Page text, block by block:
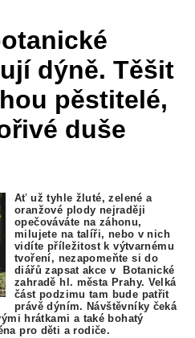
dýně. Těšit
pěstitelé,
duše
Ať už tyhle žluté, zelené a
oranžové plody nejraději
opečováváte na záhonu,
milujete na talíři, nebo v nich
vidíte příležitost k výtvarnému
tvoření, nezapomeňte si do
diářů zapsat akce v Botanické
zahradě hl. města Prahy. Velká
část podzimu tam bude patřit
právě dýním. Návštěvníky čeká
hrátkami a také bohatý
pro děti a rodiče.